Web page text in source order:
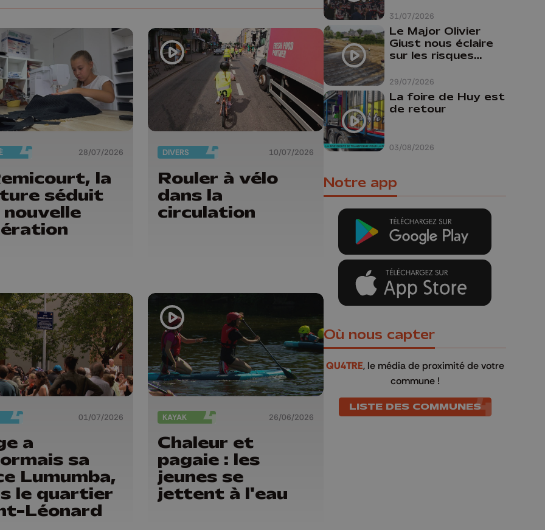
28/07/2026
la
séduit
nouvelle
DIVERS 10/07/2026
Rouler à vélo
dans la
circulation
01/07/2026
a
sa
Lumumba,
le quartier
Léonard
KAYAK 26/06/2026
Chaleur et
pagaie : les
jeunes se
jettent à l'eau
31/07/2026
29/07/2026
Le Major Olivier
Giust nous éclaire
sur les risques
Belgique : "Un
incendie comme en
Gironde ne pourrait
pas avoir lieu chez
03/08/2026
La foire de Huy est
de retour
Notre app
Où nous capter
QU4TRE, le média de proximité de votre
commune !
LISTE DES COMMUNES